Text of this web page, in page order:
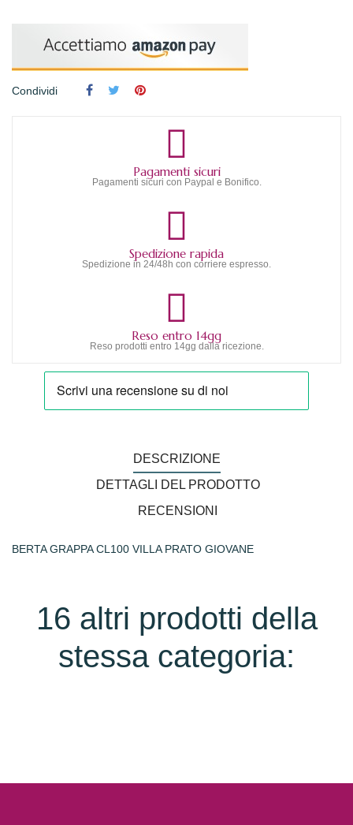
Condividi
Pagamenti sicuri
Pagamenti sicuri con Paypal e Bonifico.
Spedizione rapida
Spedizione in 24/48h con corriere espresso.
Reso entro 14gg
Reso prodotti entro 14gg dalla ricezione.
DESCRIZIONE
DETTAGLI DEL PRODOTTO
RECENSIONI
BERTA GRAPPA CL100 VILLA PRATO GIOVANE
16 altri prodotti della
stessa categoria: